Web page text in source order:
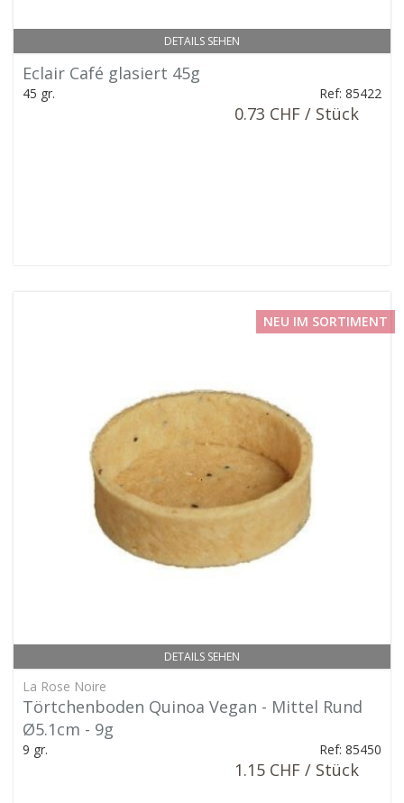
DETAILS SEHEN
Eclair Café glasiert 45g
45 gr. Ref: 85422
0.73 CHF / Stück
DETAILS SEHEN
NEU IM SORTIMENT
La Rose Noire
Törtchenboden Quinoa Vegan - Mittel Rund
Ø5.1cm - 9g
9 gr. Ref: 85450
1.15 CHF / Stück